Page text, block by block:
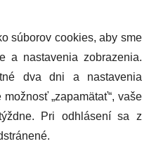
súborov cookies, aby sme
a nastavenia zobrazenia.
dva dni a nastavenia
„zapamätať“, vaše
Pri odhlásení sa z